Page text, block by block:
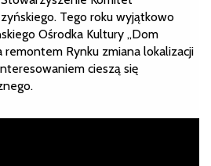
Tego roku wyjątkowo
Ośrodka Kultury „Dom
remontem Rynku zmiana lokalizacji
cieszą się